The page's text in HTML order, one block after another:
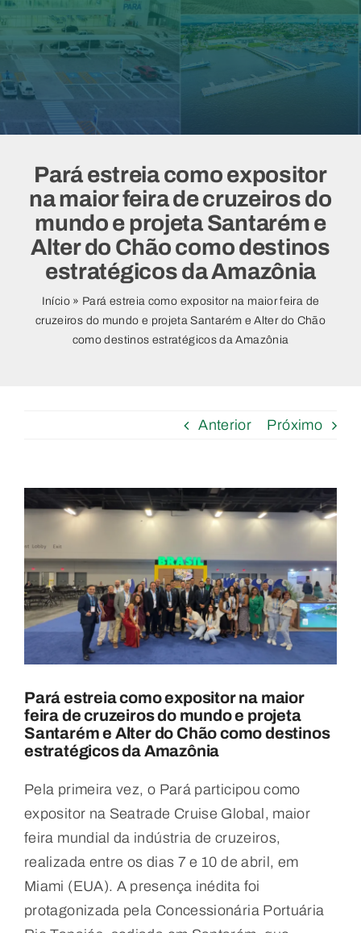
Pará estreia como expositor
na maior feira de cruzeiros do
mundo e projeta Santarém e
Alter do Chão como destinos
estratégicos da Amazônia
Início» Pará estreia como expositor na maior feira de
cruzeiros do mundo e projeta Santarém e Alter do Chão
como destinos estratégicos da Amazônia
Anterior Próximo
Image
Pará estreia como expositor na maior
feira de cruzeiros do mundo e projeta
Santarém e Alter do Chão como destinos
estratégicos da Amazônia
Pela primeira vez, o Pará participou como
expositor na Seatrade Cruise Global, maior
feira mundial da indústria de cruzeiros,
realizada entre os dias 7 e 10 de abril, em
Miami (EUA). A presença inédita foi
protagonizada pela Concessionária Portuária